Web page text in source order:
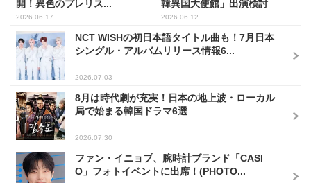
開！異色のプレリス...
2026.06.17
韓異国大使館」出演検討
2026.06.12
NCT WISHの初日本語タイトル曲も！7月日本
シングル・アルバムリリース情報6...
2026.07.03
8月は時代劇が充実！日本の地上波・ローカル
局で始まる韓国ドラマ6選
2026.07.30
ファン・イニョプ、腕時計ブランド「CASI
O」フォトイベントに出席！(PHOTO...